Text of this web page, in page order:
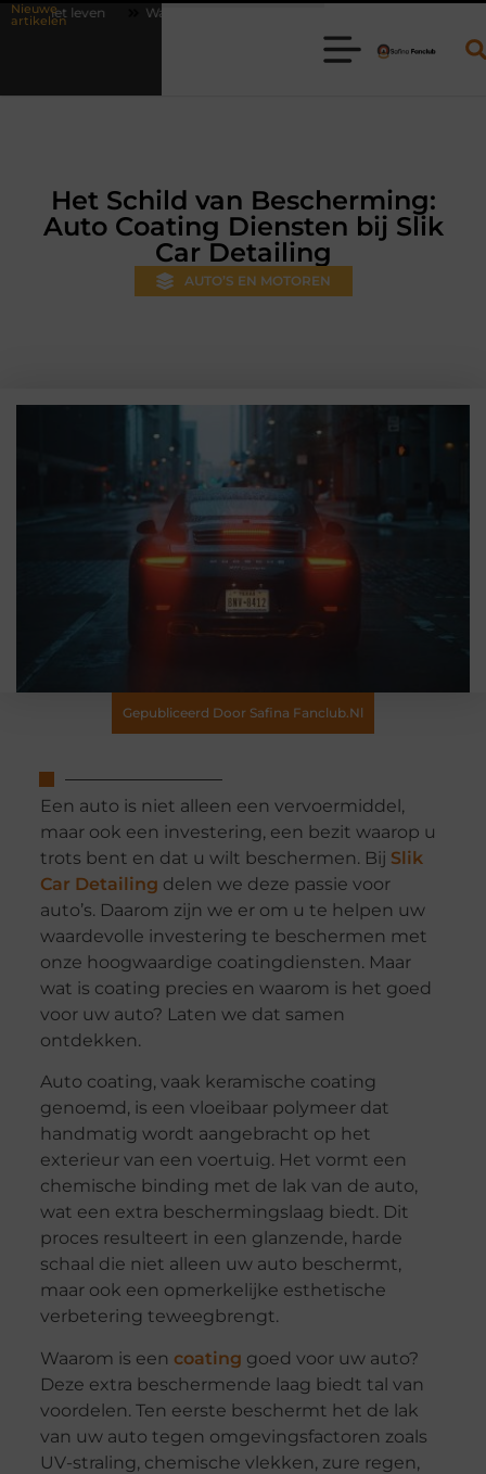
Nieuwe
artikelenonline vlees bestellen steeds gewoner wordt
Het Schild van Bescherming:
Auto Coating Diensten bij Slik
Car Detailing
AUTO’S EN MOTOREN
Gepubliceerd Door Safina Fanclub.nl
Een auto is niet alleen een vervoermiddel,
maar ook een investering, een bezit waarop u
trots bent en dat u wilt beschermen. Bij Slik
Car Detailing delen we deze passie voor
auto’s. Daarom zijn we er om u te helpen uw
waardevolle investering te beschermen met
onze hoogwaardige coatingdiensten. Maar
wat is coating precies en waarom is het goed
voor uw auto? Laten we dat samen
ontdekken.
Auto coating, vaak keramische coating
genoemd, is een vloeibaar polymeer dat
handmatig wordt aangebracht op het
exterieur van een voertuig. Het vormt een
chemische binding met de lak van de auto,
wat een extra beschermingslaag biedt. Dit
proces resulteert in een glanzende, harde
schaal die niet alleen uw auto beschermt,
maar ook een opmerkelijke esthetische
verbetering teweegbrengt.
Waarom is een coating goed voor uw auto?
Deze extra beschermende laag biedt tal van
voordelen. Ten eerste beschermt het de lak
van uw auto tegen omgevingsfactoren zoals
UV-straling, chemische vlekken, zure regen,